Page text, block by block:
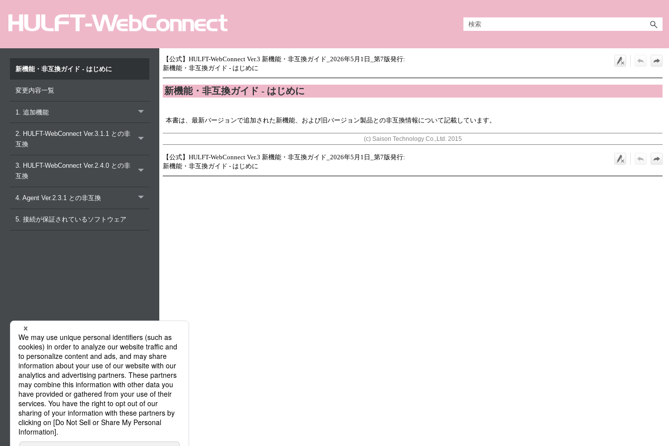
新機能・非互換ガイド - はじめに
変更内容一覧
1. 追加機能
2. HULFT-WebConnect Ver.3.1.1 との非
互換
3. HULFT-WebConnect Ver.2.4.0 との非
互換
4. Agent Ver.2.3.1 との非互換
5. 接続が保証されているソフトウェア
【公式】HULFT-WebConnect Ver.3 新機能・非互換ガイド_2026年5月1日_第7版発行:
新機能・非互換ガイド - はじめに
新機能・非互換ガイド - はじめに
本書は、最新バージョンで追加された新機能、および旧バージョン製品との非互換情報について記載しています。
(c) Saison Technology Co.,Ltd. 2015
【公式】HULFT-WebConnect Ver.3 新機能・非互換ガイド_2026年5月1日_第7版発行:
新機能・非互換ガイド - はじめに